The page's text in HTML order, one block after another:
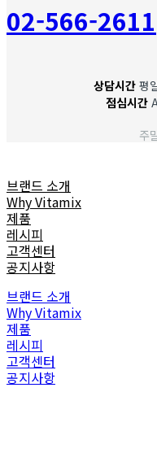
02-566-2611
상담시간평
점심시간
주
브랜드 소개
Why Vitamix
제품
레시피
고객센터
공지사항
브랜드 소개
Why Vitamix
제품
레시피
고객센터
공지사항